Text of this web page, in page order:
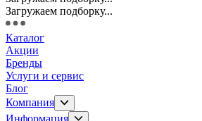
Загружаем подборку...
Каталог
Акции
Бренды
Услуги и сервис
Блог
Компания
Информация